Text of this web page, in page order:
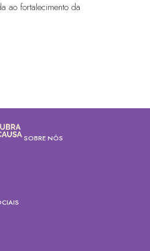
ao fortalecimento da
SOBRE NÓS